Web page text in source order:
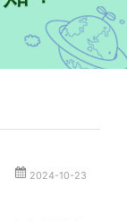
2024-10-23